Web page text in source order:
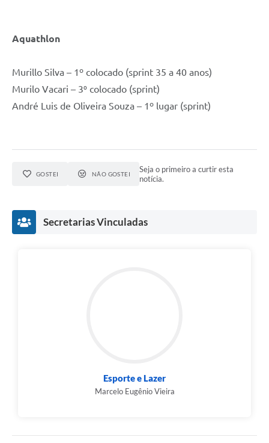
Aquathlon
Murillo Silva – 1º colocado (sprint 35 a 40 anos)
Murilo Vacari – 3⁰ colocado (sprint)
André Luis de Oliveira Souza – 1º lugar (sprint)
GOSTEI NÃO GOSTEI
Seja o primeiro a curtir esta
notícia.
Secretarias Vinculadas
Esporte e Lazer
Marcelo Eugênio Vieira